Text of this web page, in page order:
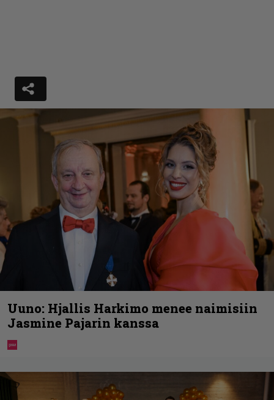
Uuno: Hjallis Harkimo menee naimisiin
Jasmine Pajarin kanssa